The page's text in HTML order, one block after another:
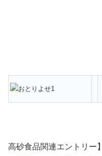
高砂食品関連エントリー】